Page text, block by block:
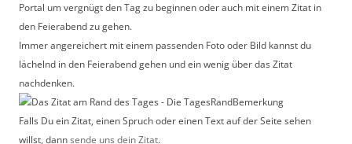
Portal um vergnügt den Tag zu beginnen oder auch mit einem Zitat in
den Feierabend zu gehen.
Immer angereichert mit einem passenden Foto oder Bild kannst du
lächelnd in den Feierabend gehen und ein wenig über das Zitat
nachdenken.
Falls Du ein Zitat, einen Spruch oder einen Text auf der Seite sehen
willst, dannsende uns dein Zitat.